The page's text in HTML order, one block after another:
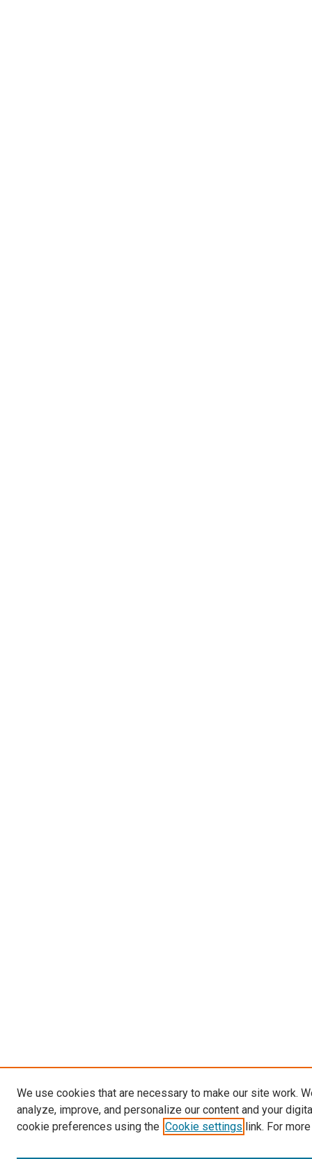
We use cookies that are necessary to make our site work.
analyze, improve, and personalize our content and your
cookie preferences using the Cookie settings link. For